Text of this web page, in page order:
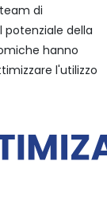
di
potenziale della
hanno
l'utilizzo